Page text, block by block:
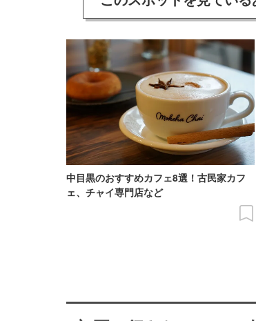
中目黒のおすすめカフェ8選！古民家カフ
ェ、チャイ専門店など